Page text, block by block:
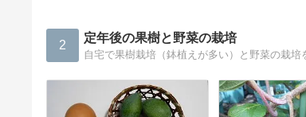
2 定年後の果樹と野菜の栽培
自宅で果樹栽培（鉢植えが多い）と野菜の栽培